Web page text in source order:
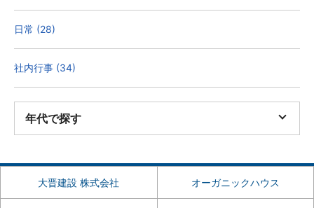
日常 (28)
社内行事 (34)
年代で探す
大晋建設 株式会社 オーガニックハウス